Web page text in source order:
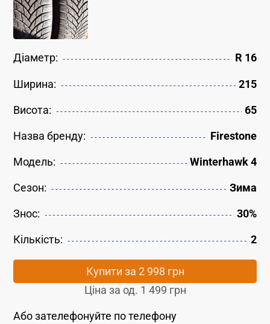
Діаметр: R 16
Ширина: 215
Висота: 65
Назва бренду: Firestone
Модель: Winterhawk 4
Сезон: Зима
Знос: 30%
Кількість: 2
Купити за 2 998 грн
Ціна за од. 1 499 грн
Або зателефонуйте по телефону